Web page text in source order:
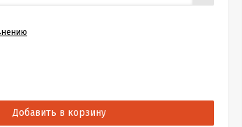
Добавить в корзину